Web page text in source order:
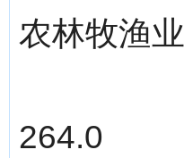
农林牧渔业
264.0